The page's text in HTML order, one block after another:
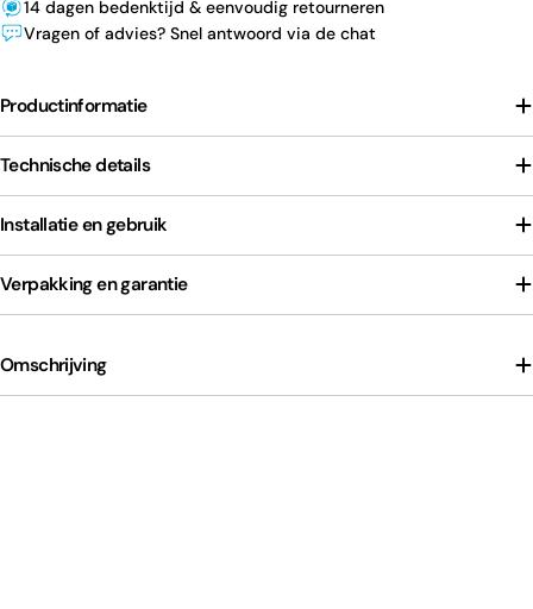
14 dagen bedenktijd & eenvoudig retourneren
Vragen of advies? Snel antwoord via de chat
Productinformatie
Technische details
Installatie en gebruik
Verpakking en garantie
Omschrijving